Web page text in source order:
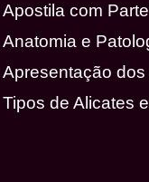
Apostila com
Anatomia e
Apresentação dos
Tipos de Alicates